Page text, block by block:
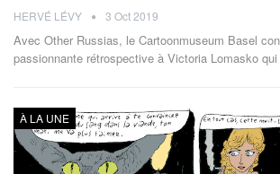
HERVÉ LÉVY 3 Oct 2019
Avec Other Russias, le Cartoonmuseum Basel
passionnante rétrospective à Victoria Lomasko
À LA UNE